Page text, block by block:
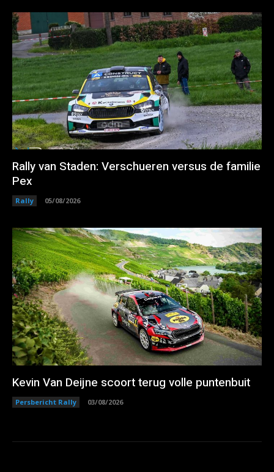
Rally van Staden: Verschueren versus de familie
Pex
Rally 05/08/2026
Kevin Van Deijne scoort terug volle puntenbuit
Persbericht Rally 03/08/2026